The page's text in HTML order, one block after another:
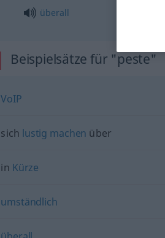
überall
Beispielsätze für "peste"
VoIP
sich lustig machen über
in Kürze
umständlich